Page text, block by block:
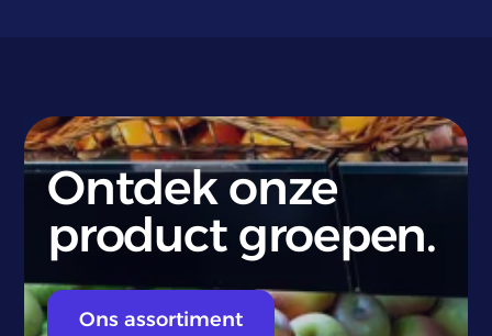
Ontdek onze
product groepen.
Ons assortiment